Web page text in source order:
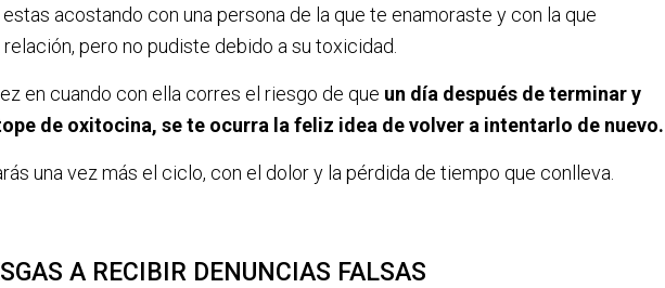
acostando con una persona de la que te enamoraste y con la que
pero no pudiste debido a su toxicidad.
en cuando con ella corres el riesgo de que un día después de terminar y
de oxitocina, se te ocurra la feliz idea de volver a intentarlo de nuevo.
una vez más el ciclo, con el dolor y la pérdida de tiempo que conlleva.
A RECIBIR DENUNCIAS FALSAS